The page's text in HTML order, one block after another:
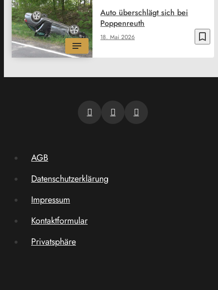
bookmark_border
18. Mai 2026
Auto überschlägt sich bei
Poppenreuth
AGB
Datenschutzerklärung
Impressum
Kontaktformular
Privatsphäre